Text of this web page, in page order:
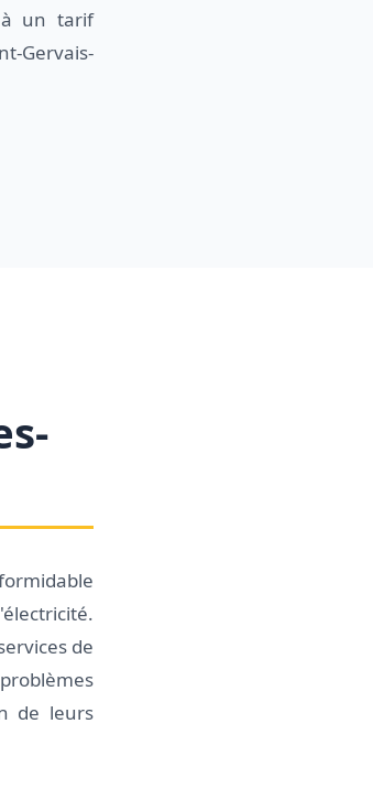
à un tarif
Gervais-
de
de leurs